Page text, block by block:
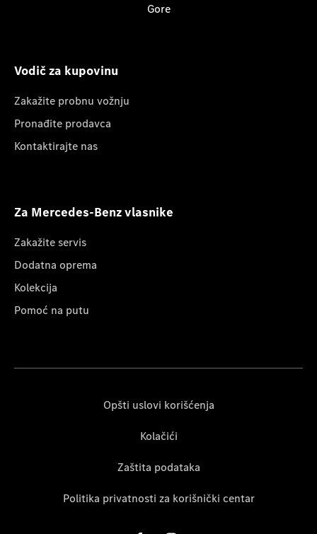
Gore
Vodič za kupovinu
Zakažite probnu vožnju
Pronađite prodavca
Kontaktirajte nas
Za Mercedes-Benz vlasnike
Zakažite servis
Dodatna oprema
Kolekcija
Pomoć na putu
Opšti uslovi korišćenja
Kolačići
Zaštita podataka
Politika privatnosti za korišnički centar